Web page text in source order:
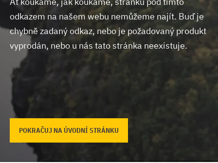
odkazem na našem webu nemůžeme najít. Buď je
chybně zadaný odkaz, nebo je požadovaný produkt
vyprodán, nebo u nás tato stránka neexistuje.
POKRAČUJ NA ÚVODNÍ STRÁNKU